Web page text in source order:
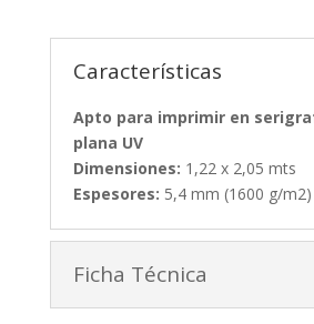
Características
Apto para imprimir en
plana UV
Dimensiones: 1,22 x 2,05 mts
Espesores: 5,4 mm (1600 g/m2)
Ficha Técnica